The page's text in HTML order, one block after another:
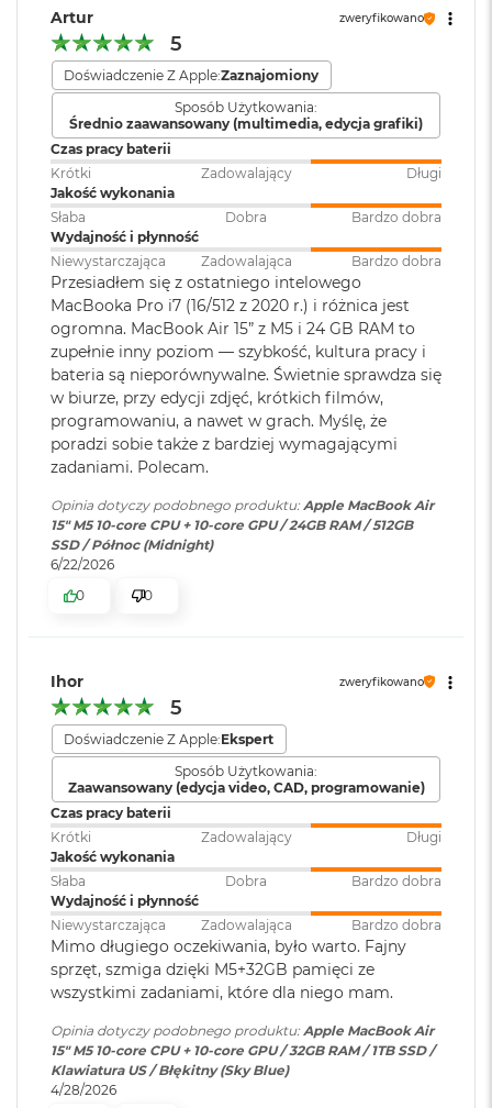
2
5
6
G
B
M
a
c
B
o
k
A
i
r
5
1
2
G
B
M
a
c
B
o
o
k
r
M
a
B
o
o
k
A
i
r
2
T
B
a
c
B
o
Apple M5
Apple M5 (10-rdzeniowy procesor CPU + 10-rdzeniowy procesor
GPU + 16-rdzeniowy system Neural Engine)
Akceleratory Neural Accelerator
Sprzętowa akceleracja ray tracingu
153 GB/s przepustowości pamięci
Silnik multimedialny
Sprzętowa akceleracja obsługi H.264, HEVC, ProRes i ProRes RAW
Silnik dekodowania wideo
Silnik kodowania wideo
Silnik kodujący i dekodujący format ProRes
Dekoder AV1
Ładowanie i rozbudowa
Dwa porty Thunderbolt 4 (USB-C) obsługujące:
Ładowanie
DisplayPort
Thunderbolt 4 (do 40 Gb/s)
USB 4 (do 40 Gb/s)
Obsługa wyświetlaczy
Obsługa maksymalnie dwóch wyświetlaczy zewnętrznych:
Dwa wyświetlacze o natywnej rozdzielczości do 6K przy 60
Hz lub 4K przy 144 Hz
Klawiatura
numeryczna
klawiatura:
TAK
Touch ID:
Obsługa
wyświetlaczy :
Obsługa maks. dwóch
wyświetlaczy zewnętrznych do
6K przy 60 Hz lub jednego
wyświetlacza do 8K przy 60 Hz.
Odtwarzanie wideo: Obsługiwane formaty: m.in.
HEVC, H.264, AV1 i ProRes; HDR z
Dolby Vision, HDR10 i HLG
Odtwarzanie
dźwięku:
Obsługiwane formaty: m.in.
AAC, MP3,
system operacyjny
Wersja systemu
macOS Sequoia lub nowszy
Dołączone
oprogramowanie:
Wbudowane aplikacje systemu
macOS
Dodatkowe
informacje:
Klawiatura z Touch ID, Gładzik
Force Touch wyczuwający siłę
nacisku, Czujnik światła
otoczenia
Układ klawiatury: ANSI - Angielski US
Artur zweryfikowano
5
Doświadczenie Z Apple:Zaznajomiony
Sposób Użytkowania:
Średnio zaawansowany (multimedia, edycja grafiki)
Czas pracy baterii
Krótki
Zadowalający
Długi
Jakość wykonania
Słaba
Dobra
Bardzo dobra
Wydajność i płynność
Niewystarczająca
Zadowalająca Bardzo dobra
Przesiadłem się z ostatniego intelowego
MacBooka Pro i7 (16/512 z 2020 r.) i różnica jest
ogromna. MacBook Air 15” z M5 i 24 GB RAM to
zupełnie inny poziom — szybkość, kultura pracy i
bateria są nieporównywalne. Świetnie sprawdza się
w biurze, przy edycji zdjęć, krótkich filmów,
programowaniu, a nawet w grach. Myślę, że
poradzi sobie także z bardziej wymagającymi
zadaniami. Polecam.
Opinia dotyczy podobnego produktu:Apple MacBook Air
15" M5 10‑core CPU + 10‑core GPU / 24GB RAM / 512GB
SSD / Północ (Midnight)
6/22/2026
0
0
Ihor zweryfikowano
5
Doświadczenie Z Apple:Ekspert
Sposób Użytkowania:
Zaawansowany (edycja video, CAD, programowanie)
Czas pracy baterii
Krótki
Zadowalający
Długi
Jakość wykonania
Słaba
Dobra
Bardzo dobra
Wydajność i płynność
Niewystarczająca
Zadowalająca Bardzo dobra
Mimo długiego oczekiwania, było warto. Fajny
sprzęt, szmiga dzięki M5+32GB pamięci ze
wszystkimi zadaniami, które dla niego mam.
Opinia dotyczy podobnego produktu:Apple MacBook Air
15" M5 10‑core CPU + 10‑core GPU / 32GB RAM / 1TB SSD /
Klawiatura US / Błękitny (Sky Blue)
4/28/2026